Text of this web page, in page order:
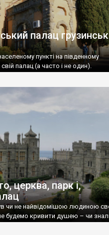
палац
пункті на південному
палац (а часто і не один).
церква, парк і,
чи не найвідомішою людиною
будемо кривити душею – чи